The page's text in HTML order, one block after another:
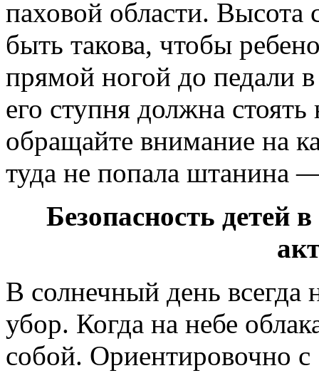
паховой области. Высота
быть такова, чтобы
прямой ногой до педали
его ступня должна
обращайте внимание на
туда не попала штанина
Безопасность детей
В солнечный день всегда
убор. Когда на небе
собой. Ориентировочно